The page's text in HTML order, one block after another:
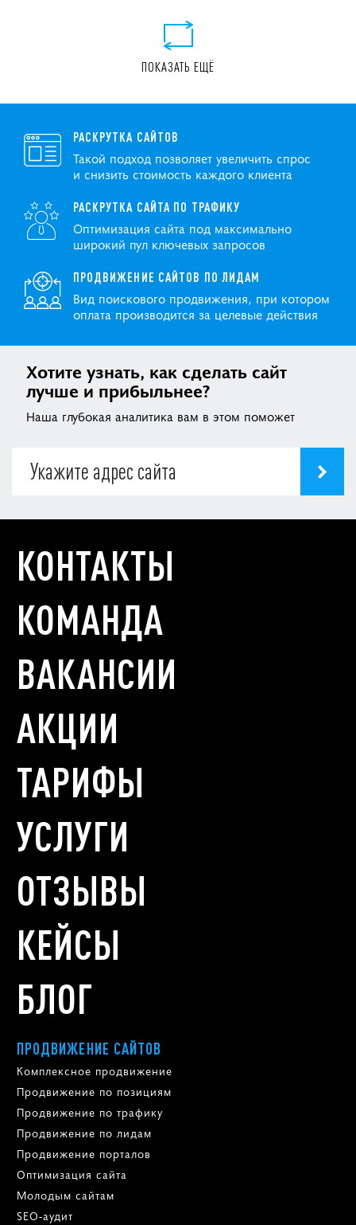
ПОКАЗАТЬ ЕЩЁ
РАСКРУТКА САЙТОВ
Такой подход позволяет увеличить спрос
и снизить стоимость каждого клиента
РАСКРУТКА САЙТА ПО ТРАФИКУ
Оптимизация сайта под максимально
широкий пул ключевых запросов
ПРОДВИЖЕНИЕ САЙТОВ ПО ЛИДАМ
Вид поискового продвижения, при котором
оплата производится за целевые действия
Хотите узнать, как сделать сайт
лучше и прибыльнее?
Наша глубокая аналитика вам в этом поможет
КОНТАКТЫ
КОМАНДА
ВАКАНСИИ
АКЦИИ
ТАРИФЫ
УСЛУГИ
ОТЗЫВЫ
КЕЙСЫ
БЛОГ
ПРОДВИЖЕНИЕ САЙТОВ
Комплексное продвижение
Продвижение по позициям
Продвижение по трафику
Продвижение по лидам
Продвижение порталов
Оптимизация сайта
Молодым сайтам
SEO-аудит